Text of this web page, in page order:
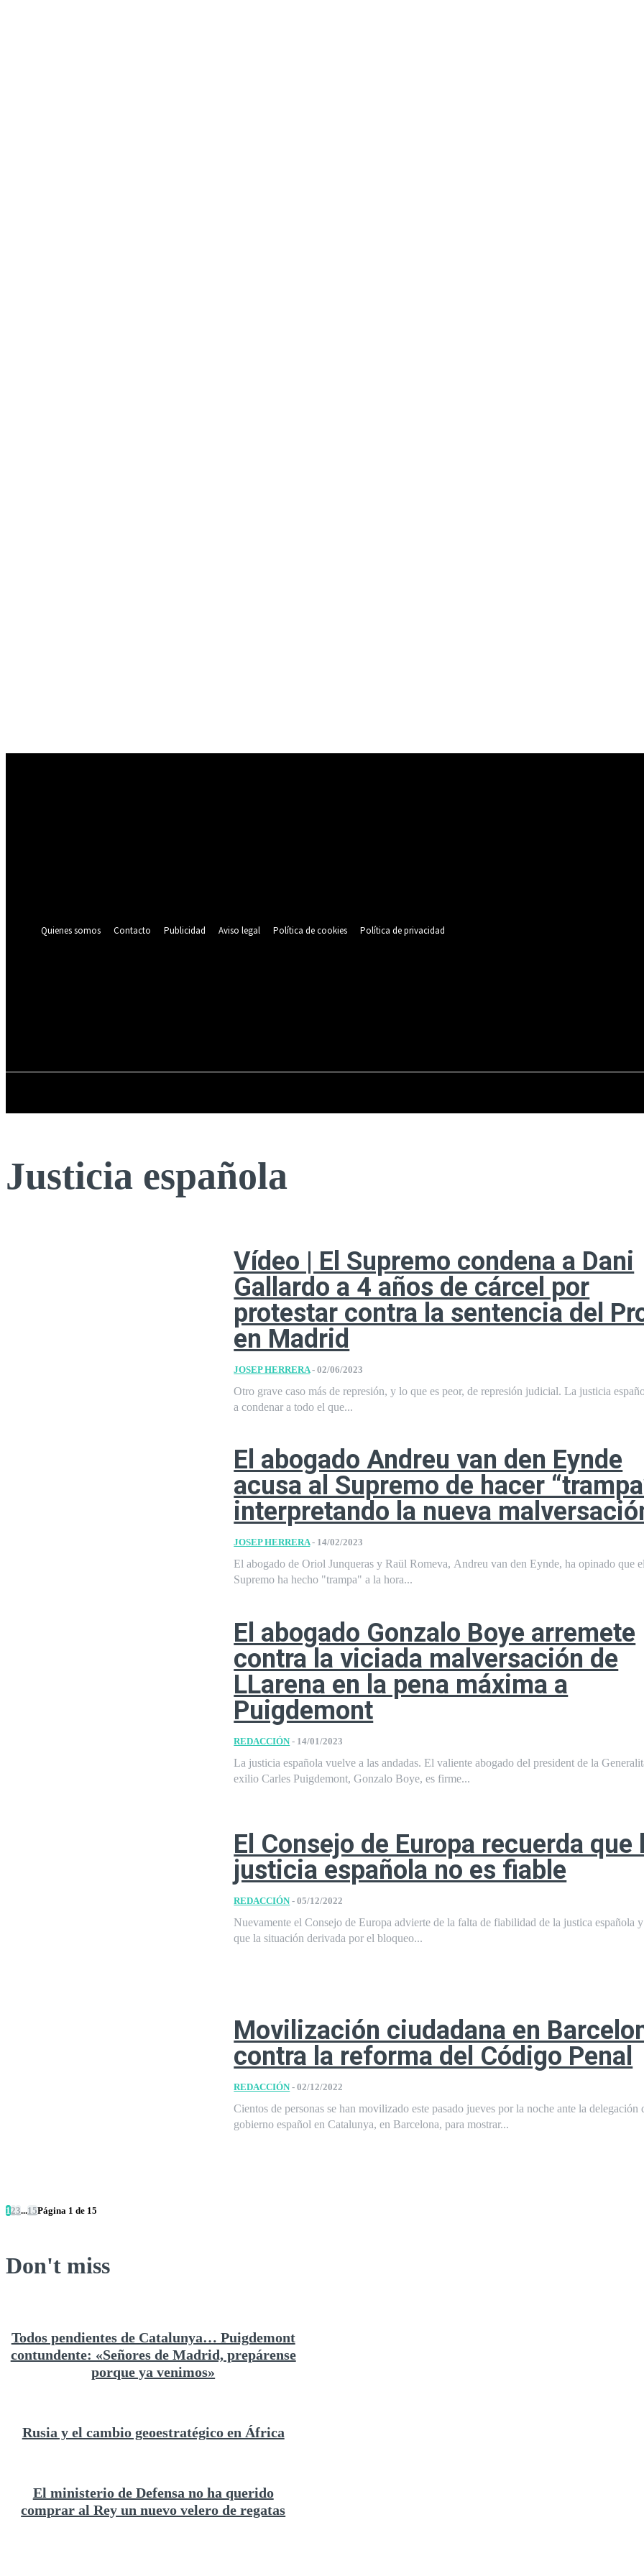
Quienes somos
Contacto Publicidad Aviso legal Política de cookies Política de privacidad
Justicia española
Vídeo | El Supremo condena a Dani
Gallardo a 4 años de cárcel por
protestar contra la sentencia del
en Madrid
JOSEP HERRERA - 02/06/2023
Otro grave caso más de represión, y lo que es peor, de represión judicial. La justicia
a condenar a todo el que...
El abogado Andreu van den Eynde
acusa al Supremo de hacer
interpretando la nueva
JOSEP HERRERA - 14/02/2023
El abogado de Oriol Junqueras y Raül Romeva, Andreu van den Eynde, ha opinado que
Supremo ha hecho "trampa" a la hora...
El abogado Gonzalo Boye arremete
contra la viciada malversación de
LLarena en la pena máxima a
Puigdemont
REDACCIÓN - 14/01/2023
La justicia española vuelve a las andadas. El valiente abogado del president de la
exilio Carles Puigdemont, Gonzalo Boye, es firme...
El Consejo de Europa recuerda que
justicia española no es fiable
REDACCIÓN - 05/12/2022
Nuevamente el Consejo de Europa advierte de la falta de fiabilidad de la justica española
que la situación derivada por el bloqueo...
Movilización ciudadana en
contra la reforma del Código Penal
REDACCIÓN - 02/12/2022
Cientos de personas se han movilizado este pasado jueves por la noche ante la delegación
gobierno español en Catalunya, en Barcelona, ​​para mostrar...
1 23...15Página 1 de 15
Don't miss
Todos pendientes de Catalunya… Puigdemont
contundente: «Señores de Madrid, prepárense
porque ya venimos»
Rusia y el cambio geoestratégico en África
El ministerio de Defensa no ha querido
comprar al Rey un nuevo velero de regatas